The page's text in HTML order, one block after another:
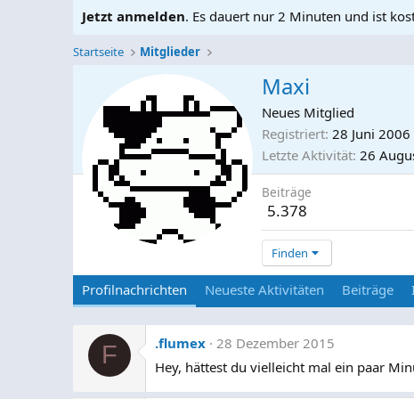
Jetzt anmelden. Es dauert nur 2 Minuten und ist
Startseite Mitglieder
Maxi
Neues Mitglied
Registriert 28 Juni 2006
Letzte Aktivität 26
Beiträge
5.378
Finden
Profilnachrichten Neueste Aktivitäten Beiträge
F .flumex
28 Dezember 2015
Hey, hättest du vielleicht mal ein paar